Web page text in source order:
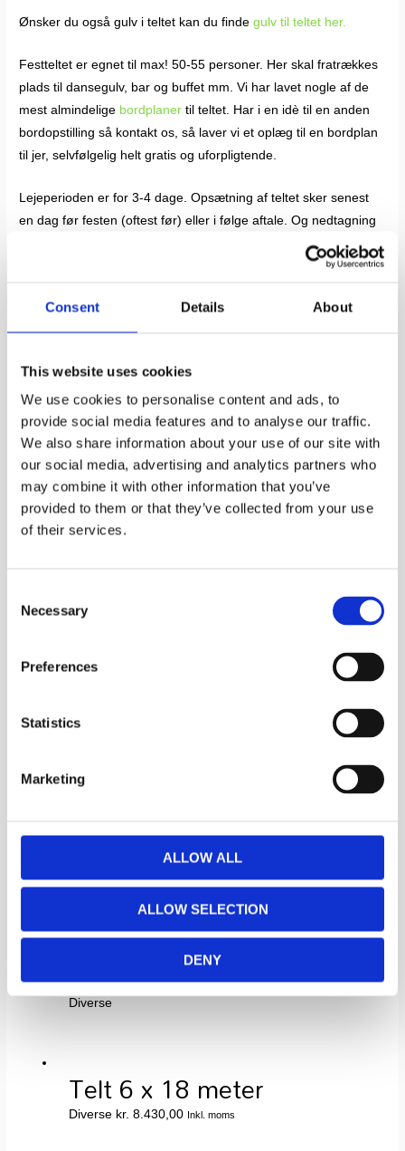
Consent Details About
This website uses cookies
We use cookies to personalise content and ads, to
provide social media features and to analyse our traffic.
We also share information about your use of our site with
our social media, advertising and analytics partners who
may combine it with other information that you’ve
provided to them or that they’ve collected from your use
of their services.
Selection
Necessary
Preferences
Statistics
Marketing
ALLOW ALL
ALLOW SELECTION
DENY
Ønsker du også gulv i teltet kan du findegulv til teltet her.
Festteltet er egnet til max! 50-55 personer. Her skal fratrækkes
plads til dansegulv, bar og buffet mm. Vi har lavet nogle af de
mest almindelige bordplaner til teltet. Har i en idè til en anden
bordopstilling så kontakt os, så laver vi et oplæg til en bordplan
til jer, selvfølgelig helt gratis og uforpligtende.
Lejeperioden er for 3-4 dage. Opsætning af teltet sker senest
en dag før festen (oftest før) eller i følge aftale. Og nedtagning
sker tidligst en dag efter festen. Dette vil sige, at i har god tid til
Alle vores telte er pæne og helt hvide. Vores kvalitetstelte sikre
et stabilt og 100% vandtæt telt selv i kraftig vind. Alle vores telte
byggetilladelse.
Vi udlejer varme til alle telte. Det kan være svært at forudse
hvor meget varme skal bruges for at varme teltet op,
temperaturen i festteltet afhænger af ting som vind, sol, regn,
antal personer i teltet samt om der er gulv i teltet. Ønsker i at
have varme i teltet anbefaler vi et par gasovne (4200W) eller en
dieselkanon(28000W)
fliser eller asfalt skal der være mulighed for at sikre det til jorden
med spyd, ellers skal der opstilles betonklodser.
Tilvælges der gulv i teltet, skal man være opmærksom på at
Relaterede varer
Telt 9 x 18 meter
Diverse
Telt 9×15 meter
Diverse
Telt 6 x 18 meter
Diverse kr. 8.430,00 Inkl. moms